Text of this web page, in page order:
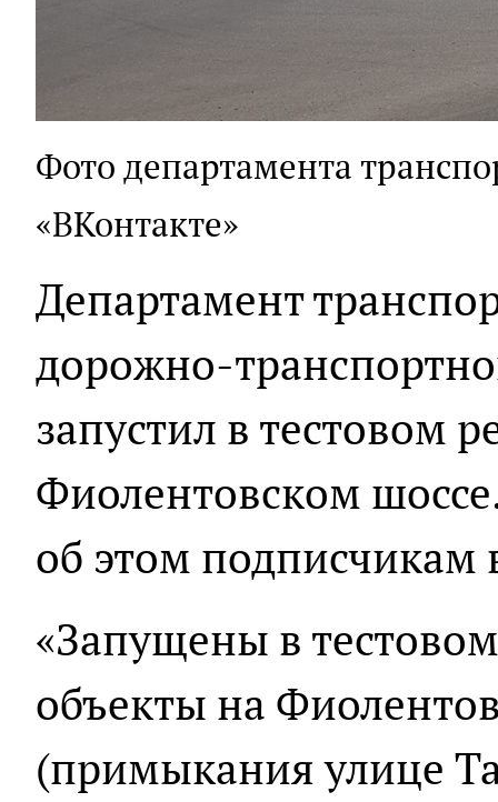
Фото департамента
«ВКонтакте»
Департамент
дорожно-
запустил в тестовом
Фиолентовском
об этом подписчикам
«Запущены в
объекты на
(примыкания улице